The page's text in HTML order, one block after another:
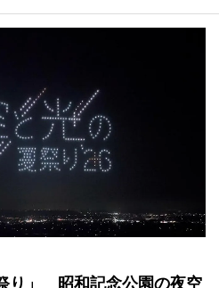
り」 昭和記念公園の夜空